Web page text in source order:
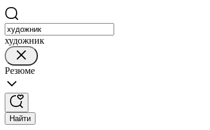
художник
Резюме
Найти